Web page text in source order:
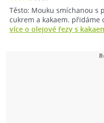
Těsto: Mouku smíchanou s
cukrem a kakaem. přidáme
více o olejové řezy s